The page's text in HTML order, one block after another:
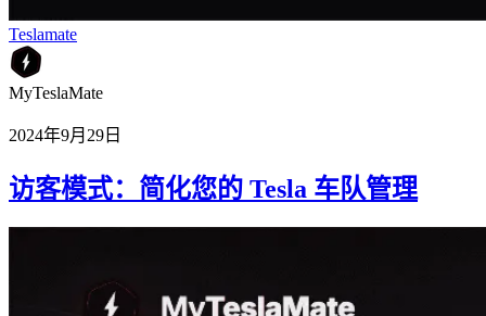
Teslamate
MyTeslaMate
2024年9月29日
访客模式：简化您的 Tesla 车队管理